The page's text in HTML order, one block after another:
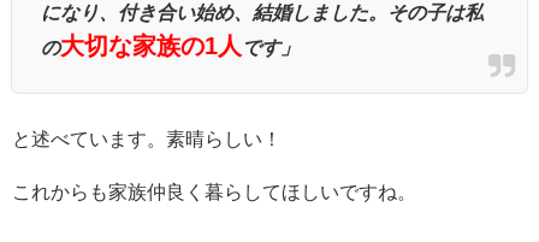
になり、付き合い始め、結婚しました。その子は私
の大切な家族の1人 です」
と述べています。素晴らしい！
これからも家族仲良く暮らしてほしいですね。